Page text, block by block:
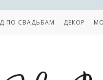
ПО СВАДЬБАМ ДЕКОР